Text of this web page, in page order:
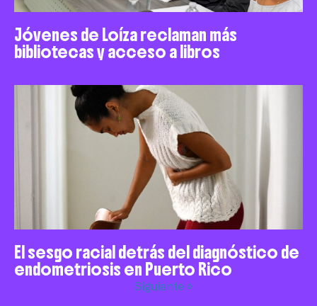
Jóvenes de Loíza reclaman más
bibliotecas y acceso a libros
El sesgo racial detrás del diagnóstico de
endometriosis en Puerto Rico
Siguiente »